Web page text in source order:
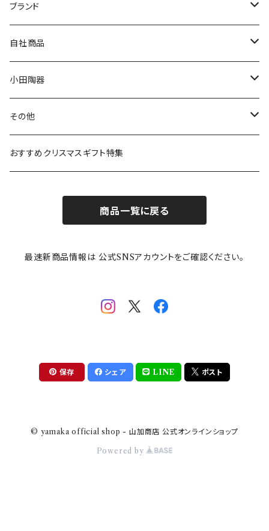
マグ＆カップ
プレート
ボウル
ガラスウェア
カトラリー
ムーミン
80th記念アイテム
リトルミイの日記念アイテム
MOOMIN ANIMATION
スヌーピー
ピーターラビット
ポケットモンスター
mofusand（モフサンド）
mofsand×日比谷花壇
ちびまる子ちゃんandクレヨンしんちゃん
ブランド
LA AMYS(エミーズ)
LISA LARSON(リサラーソン)
LAURA ASHLEY(ローラ アシュレイ)
Finlayson(フィンレイソン)
HANAE MORI(ハナエモリ)
THE BEATLES(ザ・ビートルズ)
【山加商店×yaeko】migratory bird
自社商品
ねこ企画
Cecera(セセラ)
CELEC(セレック)
隅切り重箱
HAPPY DINING(ハッピーダイニング)
小田陶器
さざなみ
吉祥
メイメイウェア
SoSo(ソソ）
その他
リサイクル食器
おすすめクリスマスギフト特集
商品一覧に戻る
最速新商品情報は 公式SNSアカウントをご確認ください。
保存 シェア LINE ポスト
© yamaka official shop - 山加商店 公式オンラインショップ
Powered by